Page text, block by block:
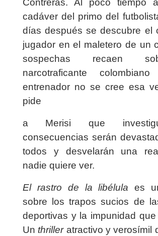
Contreras. Al poco tiempo
cadáver del primo del
días después se descubre el
jugador en el maletero de un
sospechas recaen
narcotraficante
entrenador no se cree esa
pide
a Merisi que
consecuencias serán
todos y desvelarán una
nadie quiere ver.
El rastro de la libélula es
sobre los trapos sucios de
deportivas y la impunidad
Un thriller atractivo y verosímil